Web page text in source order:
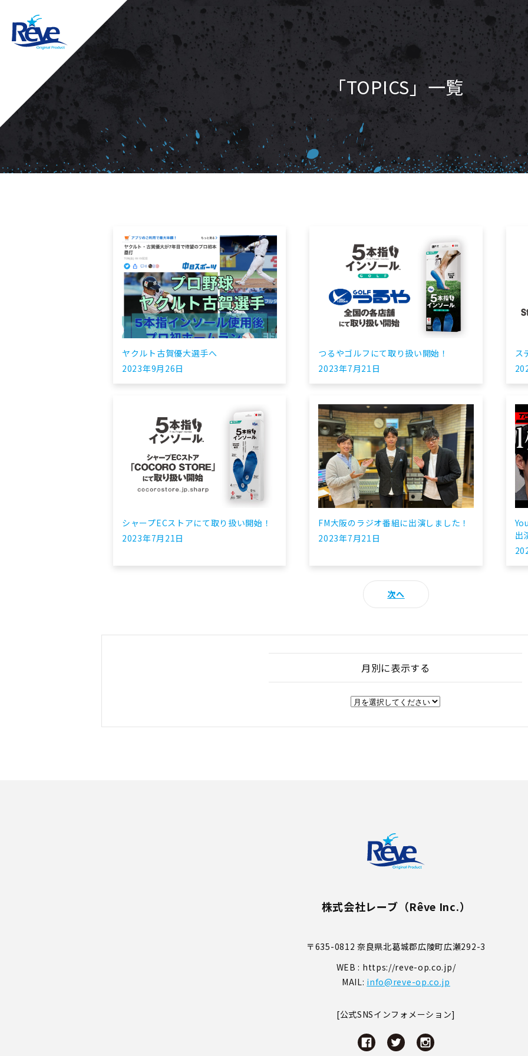
「TOPICS」一覧
ヤクルト古賀優大選手へ
2023年9月26日
つるやゴルフにて取り扱い開始！
2023年7月21日
ス
シャープECストアにて取り扱い開始！
2023年7月21日
FM大阪のラジオ番組に出演しました！
2023年7月21日
出
次へ
月別に表示する
株式会社レーブ（Rêve Inc.）
〒635-0812 奈良県北葛城郡広陵町広瀬292-3
WEB : https://reve-op.co.jp/
MAIL: info@reve-op.co.jp
[公式SNSインフォメーション]